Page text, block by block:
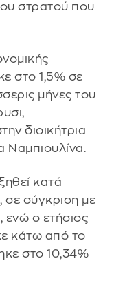
στρατού που
στο 1,5% σε
μήνες του
διοικήτρια
Ναμπιουλίνα.
κατά
σε σύγκριση με
ενώ ο ετήσιος
κάτω από το
στο 10,34%